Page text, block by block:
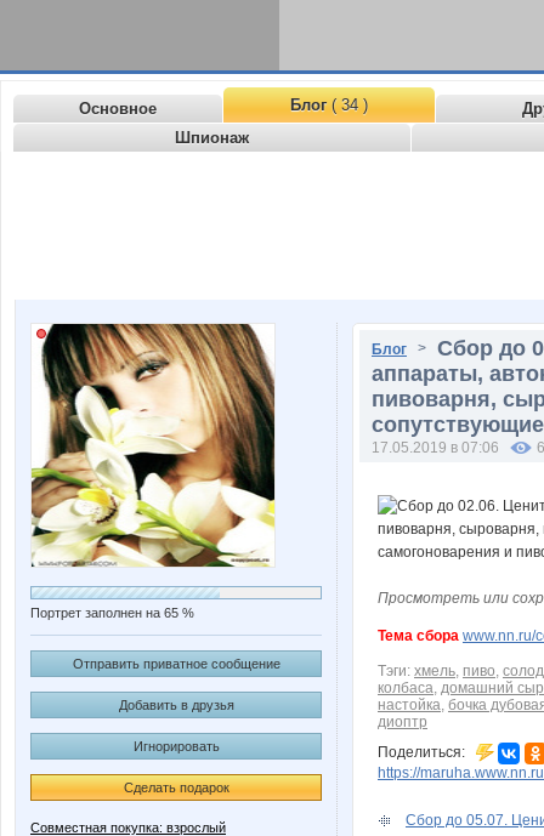
Основное Блог( 34 )
Шпионаж
Портрет заполнен на 65 %
Отправить приватное сообщение
Добавить в друзья
Игнорировать
Сделать подарок
Совместная покупка: взрослый
Блог > Сбор до
аппараты,
пивоварня,
17.05.2019 в 07:06
Просмотреть или
Тема сбора www.nn.ru/
Тэги: хмель, пиво, солод
колбаса, домашний сыр
настойка, бочка
диоптр
Поделиться:
https://
Сбор до 05.07.